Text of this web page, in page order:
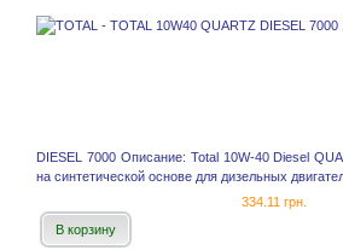
DIESEL 7000 Описание: Total 10W-40 Diesel
на синтетической основе для дизельных
334.11 грн.
В корзину